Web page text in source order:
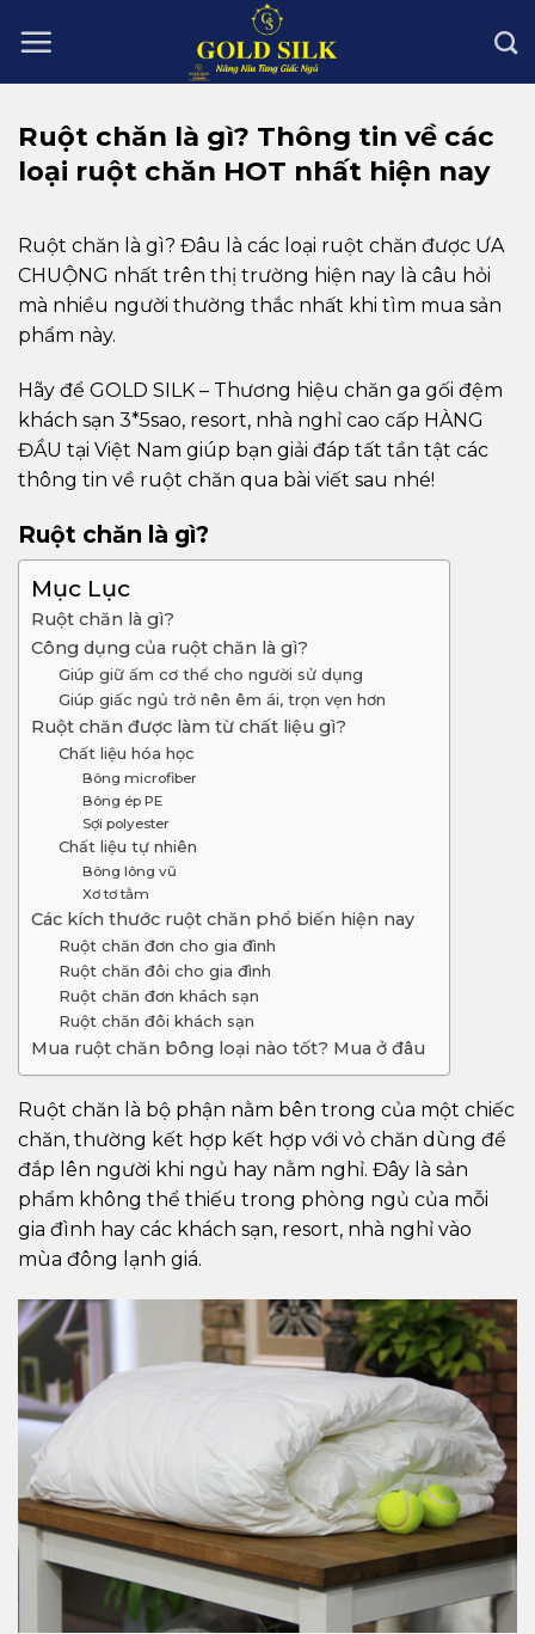
Ruột chăn là gì? Thông tin về các
loại ruột chăn HOT nhất hiện nay
Ruột chăn là gì? Đâu là các loại ruột chăn được ƯA
CHUỘNG nhất trên thị trường hiện nay là câu hỏi
mà nhiều người thường thắc nhất khi tìm mua sản
phẩm này.
Hãy để GOLD SILK – Thương hiệu chăn ga gối đệm
khách sạn 3*5sao, resort, nhà nghỉ cao cấp HÀNG
ĐẦU tại Việt Nam giúp bạn giải đáp tất tần tật các
thông tin về ruột chăn qua bài viết sau nhé!
Ruột chăn là gì?
Mục Lục
Ruột chăn là gì?
Công dụng của ruột chăn là gì?
Giúp giữ ấm cơ thể cho người sử dụng
Giúp giấc ngủ trở nên êm ái, trọn vẹn hơn
Ruột chăn được làm từ chất liệu gì?
Chất liệu hóa học
Bông microfiber
Bông ép PE
Sợi polyester
Chất liệu tự nhiên
Bông lông vũ
Xơ tơ tằm
Các kích thước ruột chăn phổ biến hiện nay
Ruột chăn đơn cho gia đình
Ruột chăn đôi cho gia đình
Ruột chăn đơn khách sạn
Ruột chăn đôi khách sạn
Mua ruột chăn bông loại nào tốt? Mua ở đâu
Ruột chăn là bộ phận nằm bên trong của một chiếc
chăn, thường kết hợp kết hợp với vỏ chăn dùng để
đắp lên người khi ngủ hay nằm nghỉ. Đây là sản
phẩm không thể thiếu trong phòng ngủ của mỗi
gia đình hay các khách sạn, resort, nhà nghỉ vào
mùa đông lạnh giá.